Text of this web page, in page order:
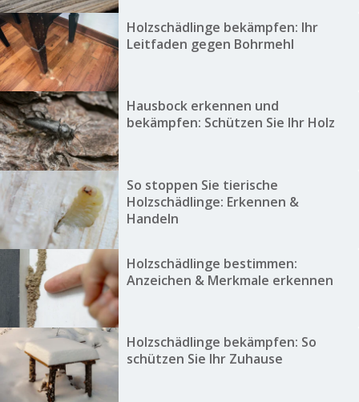
Holzschädlinge bekämpfen: Ihr
Leitfaden gegen Bohrmehl
Hausbock erkennen und
bekämpfen: Schützen Sie Ihr Holz
So stoppen Sie tierische
Holzschädlinge: Erkennen &
Handeln
Holzschädlinge bestimmen:
Anzeichen & Merkmale erkennen
Holzschädlinge bekämpfen: So
schützen Sie Ihr Zuhause